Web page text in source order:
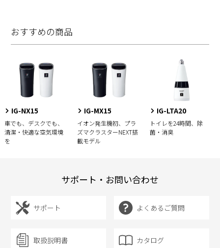
おすすめの商品
IG-NX15
車でも、デスクでも、
清潔・快適な空気環境
を
IG-MX15
イオン発生機初、プラ
ズマクラスターNEXT搭
載モデル
IG-LTA20
トイレを24時間、除
菌・消臭
サポート・お問い合わせ
サポート よくあるご質問
取扱説明書 カタログ